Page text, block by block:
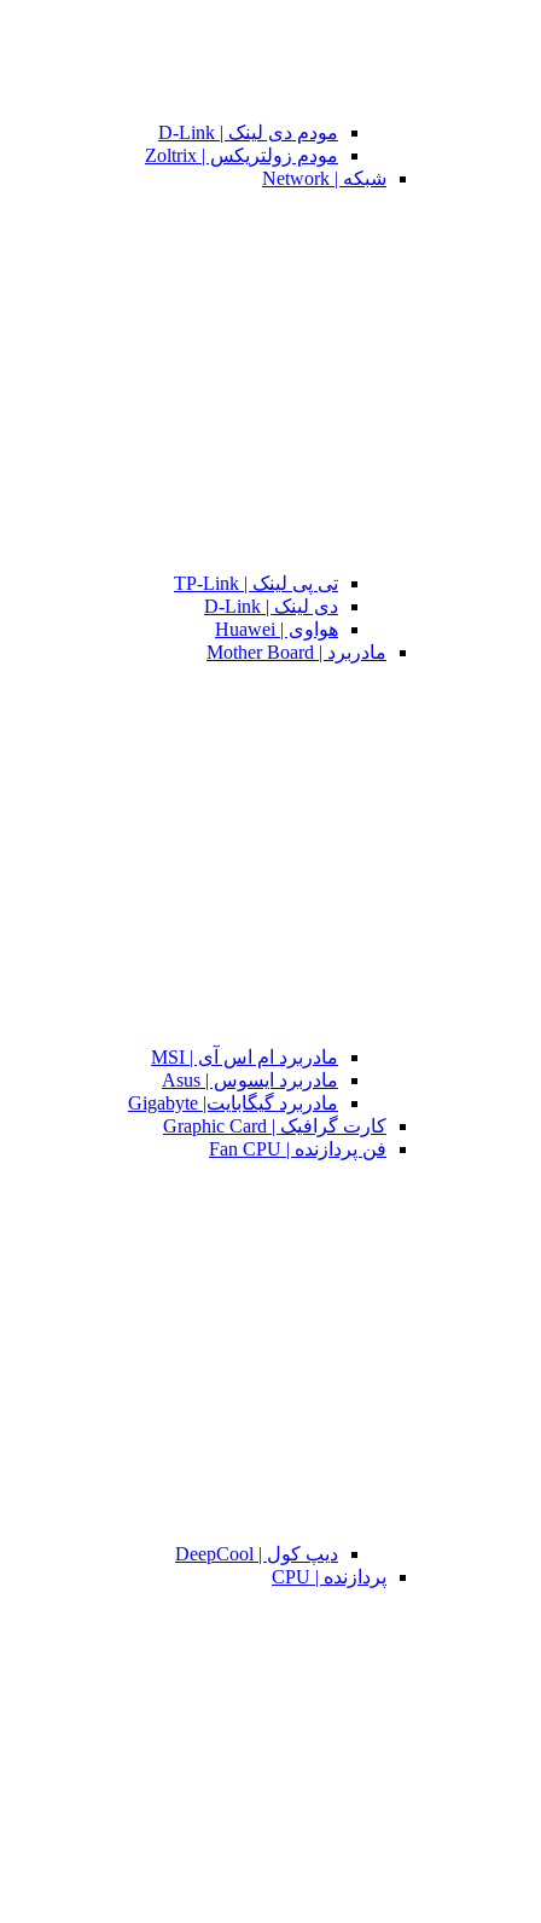
مودم دی لینک | D-Link
مودم زولتریکس | Zoltrix
شبکه | Network
تی پی لینک | TP-Link
دی لینک | D-Link
هواوی | Huawei
مادربرد | Mother Board
مادربرد ام اس آی | MSI
مادربرد ایسوس | Asus
مادربرد گیگابایت| Gigabyte
کارت گرافیک | Graphic Card
فن پردازنده | Fan CPU
دیپ کول | DeepCool
پردازنده | CPU